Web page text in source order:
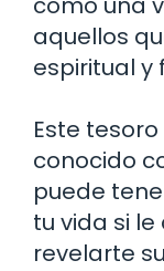
aquellos
espiritual y
Este
conocido
puede
tu vida si
revelarte